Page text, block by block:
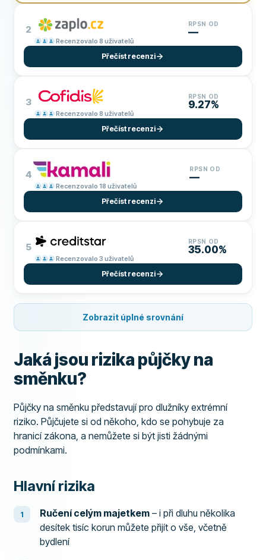
2
Recenzovalo 8 uživatelů
RPSN OD
—
Přečíst recenzi
3
Recenzovalo 8 uživatelů
RPSN OD
9.27%
Přečíst recenzi
4
Recenzovalo 18 uživatelů
RPSN OD
—
Přečíst recenzi
5
Recenzovalo 3 uživatelů
RPSN OD
35.00%
Přečíst recenzi
Zobrazit úplné srovnání
Jaká jsou rizika půjčky na
směnku?
Půjčky na směnku představují pro dlužníky extrémní
riziko. Půjčujete si od někoho, kdo se pohybuje za
hranicí zákona, a nemůžete si být jisti žádnými
podmínkami.
Hlavní rizika
Ručení celým majetkem – i při dluhu několika
desítek tisíc korun můžete přijít o vše, včetně
bydlení